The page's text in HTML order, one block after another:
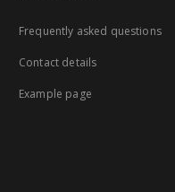
Frequently asked questions
Contact details
Example page